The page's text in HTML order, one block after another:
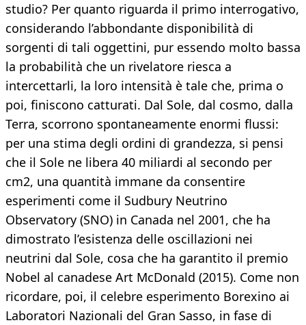
studio? Per quanto riguarda il primo interrogativo,
considerando l’abbondante disponibilità di
sorgenti di tali oggettini, pur essendo molto bassa
la probabilità che un rivelatore riesca a
intercettarli, la loro intensità è tale che, prima o
poi, finiscono catturati. Dal Sole, dal cosmo, dalla
Terra, scorrono spontaneamente enormi flussi:
per una stima degli ordini di grandezza, si pensi
che il Sole ne libera 40 miliardi al secondo per
cm2, una quantità immane da consentire
esperimenti come il Sudbury Neutrino
Observatory (SNO) in Canada nel 2001, che ha
dimostrato l’esistenza delle oscillazioni nei
neutrini dal Sole, cosa che ha garantito il premio
Nobel al canadese Art McDonald (2015). Come non
ricordare, poi, il celebre esperimento Borexino ai
Laboratori Nazionali del Gran Sasso, in fase di